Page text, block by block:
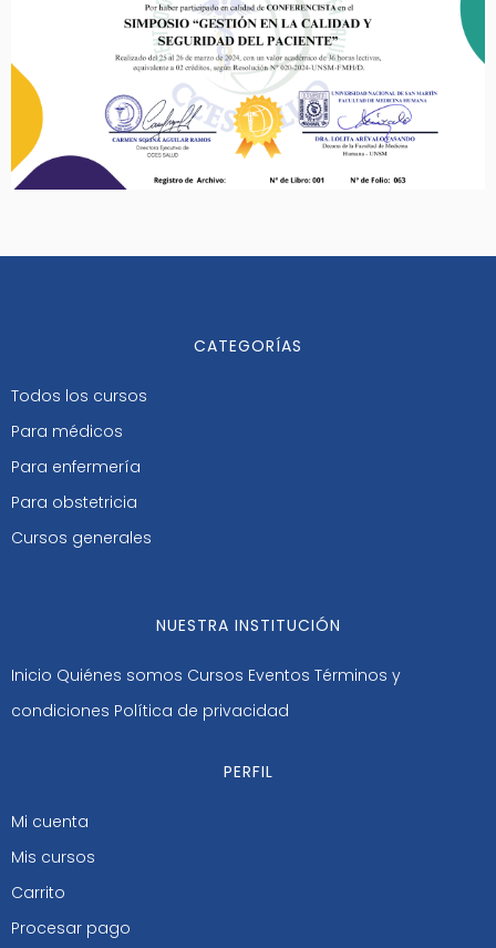
CATEGORÍAS
Todos los cursos
Para médicos
Para enfermería
Para obstetricia
Cursos generales
NUESTRA INSTITUCIÓN
Inicio Quiénes somos Cursos Eventos Términos y
condiciones Política de privacidad
PERFIL
Mi cuenta
Mis cursos
Carrito
Procesar pago